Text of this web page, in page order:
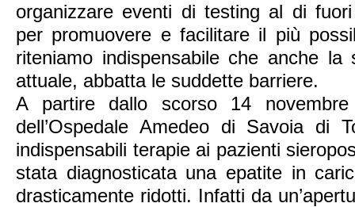
organizzare eventi di testing al di
per promuovere e facilitare il più
riteniamo indispensabile che anche
attuale, abbatta le suddette barriere.
A partire dallo scorso 14
dell’Ospedale Amedeo di Savoia di
indispensabili terapie ai pazienti
stata diagnosticata una epatite in
drasticamente ridotti. Infatti da